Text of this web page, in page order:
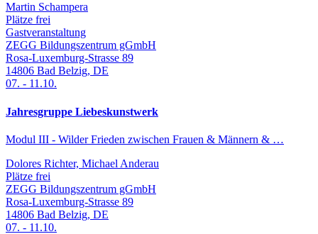
Martin Schampera
Plätze frei
Gastveranstaltung
ZEGG Bildungszentrum gGmbH
Rosa-Luxemburg-Strasse 89
14806 Bad Belzig, DE
07. - 11.10.
Jahresgruppe Liebeskunstwerk
Modul III - Wilder Frieden zwischen Frauen & Männern & …
Dolores Richter, Michael Anderau
Plätze frei
ZEGG Bildungszentrum gGmbH
Rosa-Luxemburg-Strasse 89
14806 Bad Belzig, DE
07. - 11.10.